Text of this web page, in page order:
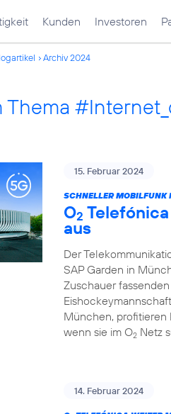
Kunden Investoren
Archiv 2024
Thema
15. Februar 2024
SCHNELLER MOBILFUNK
O2
aus
Der
SAP Garden in
Zuschauer
München, profitieren
wenn sie im O2 Netz
14. Februar 2024